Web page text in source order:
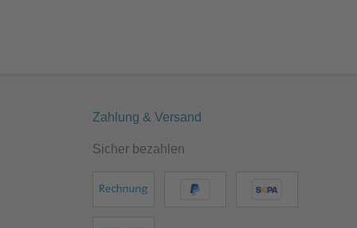
Zahlung & Versand
Sicher bezahlen